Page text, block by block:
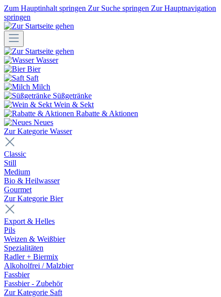
Zum Hauptinhalt springen Zur Suche springen Zur Hauptnavigation
springen
Wasser
Bier
Saft
Milch
Süßgetränke
Wein & Sekt
Rabatte & Aktionen
Neues
Zur Kategorie Wasser
Classic
Still
Medium
Bio & Heilwasser
Gourmet
Zur Kategorie Bier
Export & Helles
Pils
Weizen & Weißbier
Spezialitäten
Radler + Biermix
Alkoholfrei / Malzbier
Fassbier
Fassbier - Zubehör
Zur Kategorie Saft